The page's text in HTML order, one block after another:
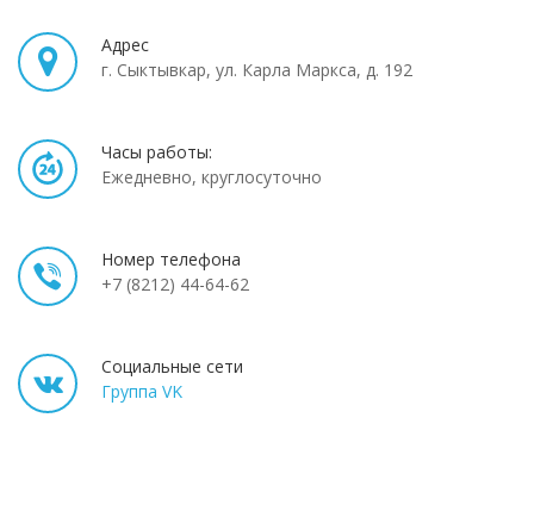
Адрес
г. Сыктывкар, ул. Карла Маркса, д. 192
Часы работы:
Ежедневно, круглосуточно
Номер телефона
+7 (8212) 44-64-62
Социальные сети
Группа VK